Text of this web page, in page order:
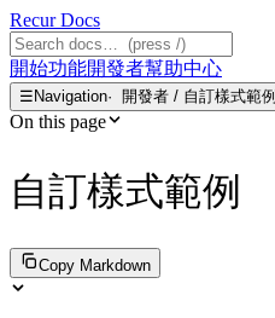
Recur Docs
開始功能開發者幫助中心
☰ Navigation 開發者 / 自訂樣式範例
On this page
自訂樣式範例
Copy Markdown